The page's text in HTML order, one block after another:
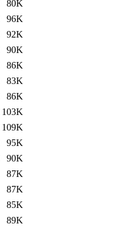
80K
96K
92K
90K
86K
83K
86K
103K
109K
95K
90K
87K
87K
85K
89K